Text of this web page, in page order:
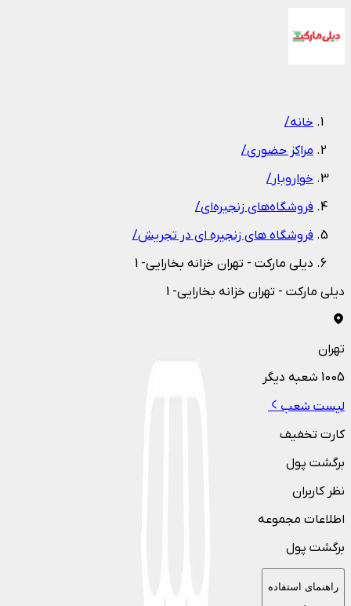
خانه/
مراکز حضوری/
خواروبار/
فروشگاه‌های زنجیره‌ای/
فروشگاه های زنجیره ای در تجریش/
دیلی مارکت - تهران خزانه بخارایی- 1
دیلی مارکت - تهران خزانه بخارایی- 1
تهران
1005 شعبه دیگر
لیست شعب
کارت تخفیف
برگشت پول
نظر کاربران
اطلاعات مجموعه
برگشت پول
راهنمای استفاده